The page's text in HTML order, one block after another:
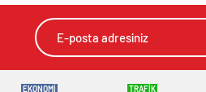
EKONOMİ TRAFİK